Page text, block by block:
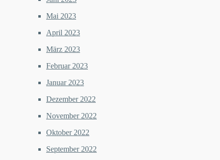
Mai 2023
April 2023
März 2023
Februar 2023
Januar 2023
Dezember 2022
November 2022
Oktober 2022
September 2022